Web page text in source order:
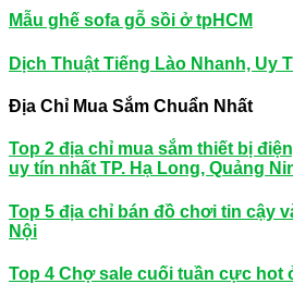
Mẫu ghế sofa gỗ sồi ở tpHCM
Dịch Thuật Tiếng Lào Nhanh, Uy
Địa Chỉ Mua Sắm Chuẩn Nhất
Top 2 địa chỉ mua sắm thiết bị
uy tín nhất TP. Hạ Long, Quảng
Top 5 địa chỉ bán đồ chơi tin cậy
Nội
Top 4 Chợ sale cuối tuần cực hot